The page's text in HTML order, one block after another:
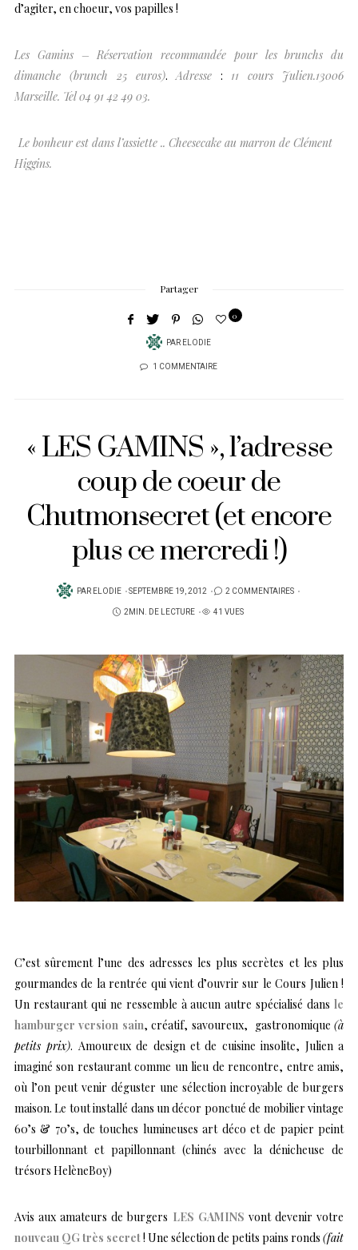
d’agiter, en choeur, vos papilles !
Les Gamins – Réservation recommandée pour les brunchs du
dimanche (brunch 25 euros).Adresse : 11 cours Julien.13006
Marseille. Tel 04 91 42 49 03.
Le bonheur est dans l’assiette .. Cheesecake au marron de Clément
Higgins.
Partager
PAR ELODIE
0
1 COMMENTAIRE
« LES GAMINS », l’adresse
coup de coeur de
Chutmonsecret (et encore
plus ce mercredi !)
PAR ELODIE
PUBLIÉ
SUR
SEPTEMBRE 19, 2012
2 COMMENTAIRES
2MIN. DE LECTURE
41 VUES
C’est sûrement l’une des adresses les plus secrètes et les plus
gourmandes de la rentrée qui vient d’ouvrir sur le Cours Julien !
Un restaurant qui ne ressemble à aucun autre spécialisé dans le
hamburger version sain, créatif, savoureux, gastronomique(à
petits prix). Amoureux de design et de cuisine insolite, Julien a
imaginé son restaurant comme un lieu de rencontre, entre amis,
où l’on peut venir déguster une sélection incroyable de burgers
maison. Le tout installé dans un décor ponctué de mobilier vintage
60’s & 70’s, de touches lumineuses art déco et de papier peint
tourbillonnant et papillonnant (chinés avec la dénicheuse de
trésors HelèneBoy)
Avis aux amateurs de burgers LES GAMINS vont devenir votre
nouveau QG très secret! Une sélection de petits pains ronds (fait